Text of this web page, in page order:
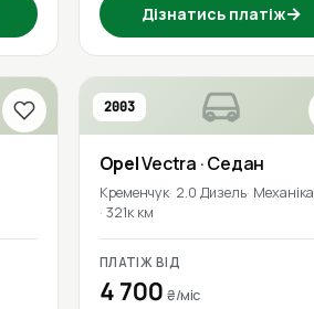
Дізнатись платіж→
2003
OpelVectra · Седан
Кременчук 2.0 Дизель Механіка
321к км
ПЛАТІЖ ВІД
4 700 ₴/міс